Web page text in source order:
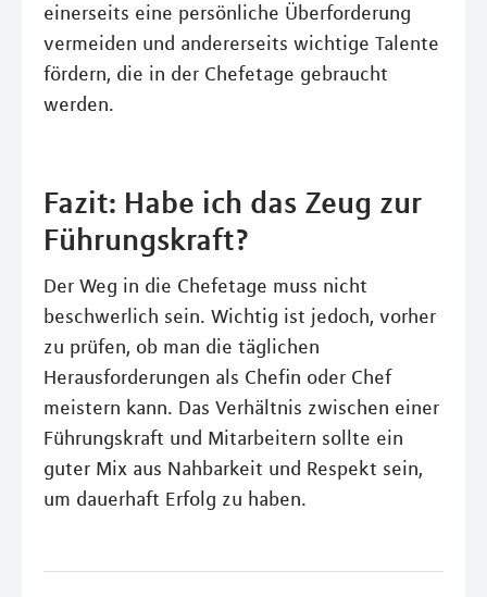
einerseits eine persönliche Überforderung
vermeiden und andererseits wichtige Talente
fördern, die in der Chefetage gebraucht
werden.
Fazit: Habe ich das Zeug zur
Führungskraft?
Der Weg in die Chefetage muss nicht
beschwerlich sein. Wichtig ist jedoch, vorher
zu prüfen, ob man die täglichen
Herausforderungen als Chefin oder Chef
meistern kann. Das Verhältnis zwischen einer
Führungskraft und Mitarbeitern sollte ein
guter Mix aus Nahbarkeit und Respekt sein,
um dauerhaft Erfolg zu haben.